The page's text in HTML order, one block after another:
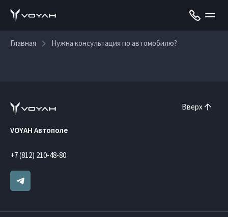
Главная Нужна консультация по автомобилю?
Вверх
VOYAH Автополе
+7 (812) 210-48-80